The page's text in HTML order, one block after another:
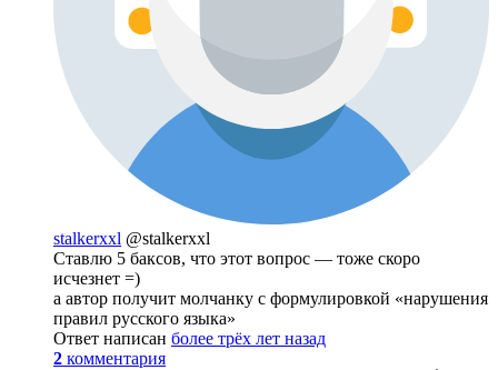
stalkerxxl @stalkerxxl
Ставлю 5 баксов, что этот вопрос — тоже скоро
исчезнет =)
а автор получит молчанку с формулировкой «нарушения
правил русского языка»
Ответ написан более трёх лет назад
2 комментария